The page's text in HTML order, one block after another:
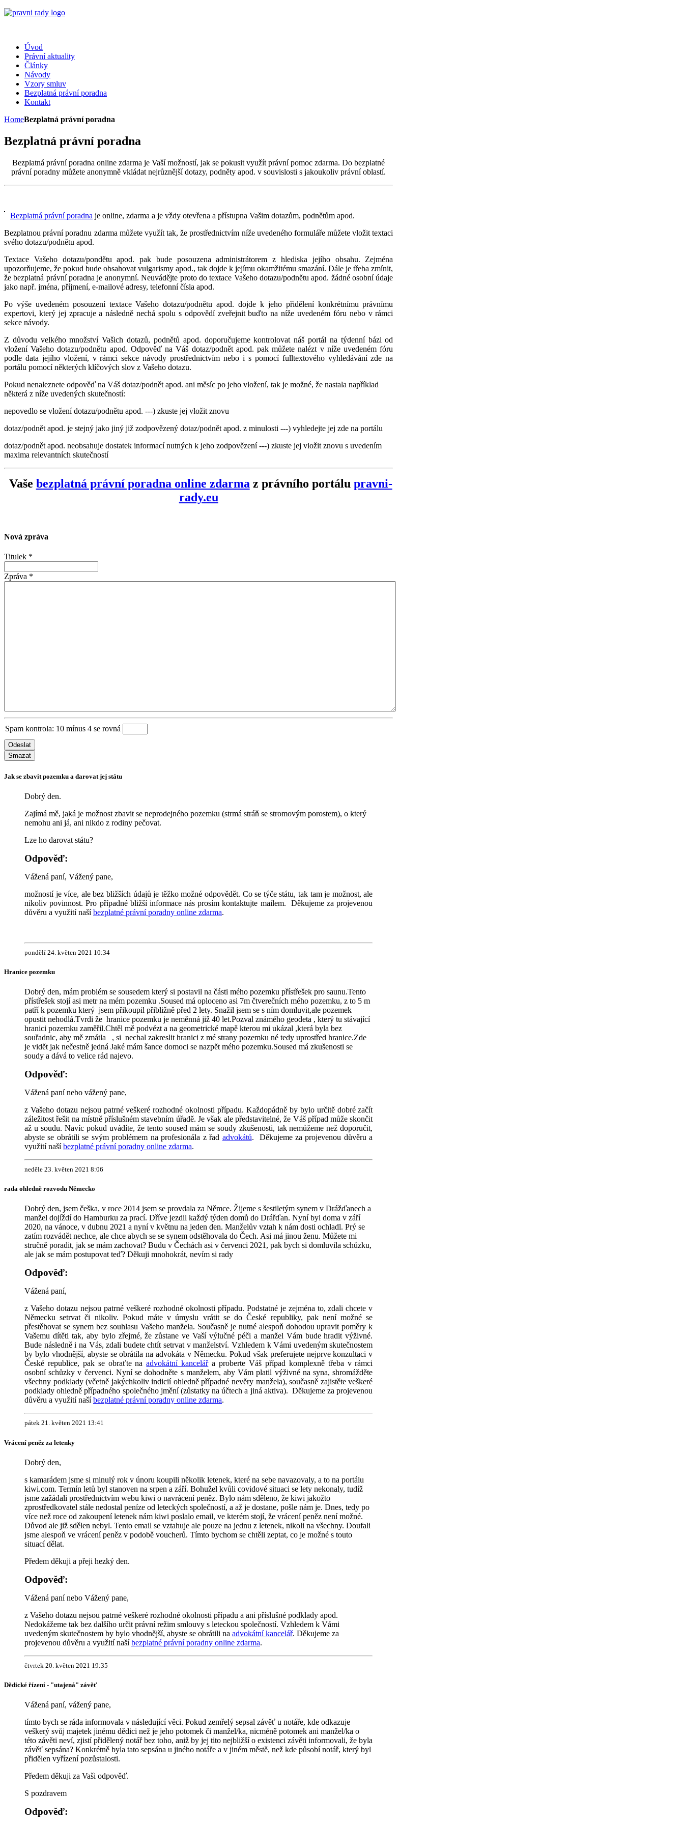
Úvod
Právní aktuality
Články
Návody
Vzory smluv
Bezplatná právní poradna
Kontakt
HomeBezplatná právní poradna
Bezplatná právní poradna
Bezplatná právní poradna online zdarma je Vaší možností, jak se pokusit využít právní pomoc zdarma. Do bezplatné
právní poradny můžete anonymně vkládat nejrůznější dotazy, podněty apod. v souvislosti s jakoukoliv právní oblastí.
Bezplatná právní poradna je online, zdarma a je vždy otevřena a přístupna Vašim dotazům, podnětům apod.
Bezplatnou právní poradnu zdarma můžete využít tak, že prostřednictvím níže uvedeného formuláře můžete vložit textaci
svého dotazu/podnětu apod.
Textace Vašeho dotazu/pondětu apod. pak bude posouzena administrátorem z hlediska jejího obsahu. Zejména
upozorňujeme, že pokud bude obsahovat vulgarismy apod., tak dojde k jejímu okamžitému smazání. Dále je třeba zmínit,
že bezplatná právní poradna je anonymní. Neuvádějte proto do textace Vašeho dotazu/podnětu apod. žádné osobní údaje
jako např. jména, příjmení, e-mailové adresy, telefonní čísla apod.
Po výše uvedeném posouzení textace Vašeho dotazu/podnětu apod. dojde k jeho přidělení konkrétnímu právnímu
expertovi, který jej zpracuje a následně nechá spolu s odpovědí zveřejnit buďto na níže uvedeném fóru nebo v rámci
sekce návody.
Z důvodu velkého množství Vašich dotazů, podnětů apod. doporučujeme kontrolovat náš portál na týdenní bázi od
vložení Vašeho dotazu/podnětu apod. Odpověď na Váš dotaz/podnět apod. pak můžete nalézt v níže uvedeném fóru
podle data jejího vložení, v rámci sekce návody prostřednictvím nebo i s pomocí fulltextového vyhledávání zde na
portálu pomocí některých klíčových slov z Vašeho dotazu.
Pokud nenaleznete odpověď na Váš dotaz/podnět apod. ani měsíc po jeho vložení, tak je možné, že nastala například
některá z níže uvedených skutečností:
nepovedlo se vložení dotazu/podnětu apod. ---) zkuste jej vložit znovu
dotaz/podnět apod. je stejný jako jiný již zodpovězený dotaz/podnět apod. z minulosti ---) vyhledejte jej zde na portálu
dotaz/podnět apod. neobsahuje dostatek informací nutných k jeho zodpovězení ---) zkuste jej vložit znovu s uvedením
maxima relevantních skutečností
Vaše bezplatná právní poradna online zdarma z právního portálu pravni-
rady.eu
Nová zpráva
Titulek *
Zpráva *
Spam kontrola: 10 mínus 4 se rovná
Odeslat
Smazat
Jak se zbavit pozemku a darovat jej státu
Dobrý den.
Zajímá mě, jaká je možnost zbavit se neprodejného pozemku (strmá stráň se stromovým porostem), o který
nemohu ani já, ani nikdo z rodiny pečovat.
Lze ho darovat státu?
Odpověď:
Vážená paní, Vážený pane,
možností je více, ale bez bližších údajů je těžko možné odpovědět. Co se týče státu, tak tam je možnost, ale
nikoliv povinnost. Pro případné bližší informace nás prosím kontaktujte mailem. Děkujeme za projevenou
důvěru a využití našíbezplatné právní poradny online zdarma.
pondělí 24. květen 2021 10:34
Hranice pozemku
Dobrý den, mám problém se sousedem který si postavil na části mého pozemku přístřešek pro saunu.Tento
přístřešek stojí asi metr na mém pozemku .Soused má oploceno asi 7m čtverečních mého pozemku, z to 5 m
patří k pozemku který jsem přikoupil přibližně před 2 lety. Snažil jsem se s ním domluvit,ale pozemek
opustit nehodlá.Tvrdi že hranice pozemku je neměnná již 40 let.Pozval známého geodeta , který tu stávající
hranici pozemku zaměřil.Chtěl mě podvézt a na geometrické mapě kterou mi ukázal ,která byla bez
souřadnic, aby mě zmátla , si nechal zakreslit hranici z mé strany pozemku né tedy uprostřed hranice.Zde
je vidět jak nečestně jedná Jaké mám šance domoci se nazpět mého pozemku.Soused má zkušenosti se
soudy a dává to velice rád najevo.
Odpověď:
Vážená paní nebo vážený pane,
z Vašeho dotazu nejsou patrné veškeré rozhodné okolnosti případu. Každopádně by bylo určitě dobré začít
záležitost řešit na místně příslušném stavebním úřadě. Je však ale představitelné, že Váš případ může skončit
až u soudu. Navíc pokud uvádíte, že tento soused mám se soudy zkušenosti, tak nemůžeme než doporučit,
abyste se obrátili se svým problémem na profesionála z řad advokátů. Děkujeme za projevenou důvěru a
využití našíbezplatné právní poradny online zdarma.
neděle 23. květen 2021 8:06
rada ohledně rozvodu Německo
Dobrý den, jsem češka, v roce 2014 jsem se provdala za Němce. Žijeme s šestiletým synem v Drážďanech a
manžel dojíždí do Hamburku za prací. Dříve jezdil každý týden domů do Drářďan. Nyní byl doma v září
2020, na vánoce, v dubnu 2021 a nyní v květnu na jeden den. Manželův vztah k nám dosti ochladl. Prý se
zatím rozvádět nechce, ale chce abych se se synem odstěhovala do Čech. Asi má jinou ženu. Můžete mi
stručně poradit, jak se mám zachovat? Budu v Čechách asi v červenci 2021, pak bych si domluvila schůzku,
ale jak se mám postupovat teď? Děkuji mnohokrát, nevím si rady
Odpověď:
Vážená paní,
z Vašeho dotazu nejsou patrné veškeré rozhodné okolnosti případu. Podstatné je zejména to, zdali chcete v
Německu setrvat či nikoliv. Pokud máte v úmyslu vrátit se do České republiky, pak není možné se
přestěhovat se synem bez souhlasu Vašeho manžela. Současně je nutné alespoň dohodou upravit poměry k
Vašemu dítěti tak, aby bylo zřejmé, že zůstane ve Vaší výlučné péči a manžel Vám bude hradit výživné.
Bude následně i na Vás, zdali budete chtít setrvat v manželství. Vzhledem k Vámi uvedeným skutečnostem
by bylo vhodnější, abyste se obrátila na advokáta v Německu. Pokud však preferujete nejprve konzultaci v
České republice, pak se obraťte naadvokátní kancelářa proberte Váš případ komplexně třeba v rámci
osobní schůzky v červenci. Nyní se dohodněte s manželem, aby Vám platil výživné na syna, shromážděte
všechny podklady (včetně jakýchkoliv indicií ohledně případné nevěry manžela), současně zajistěte veškeré
podklady ohledně případného společného jmění (zůstatky na účtech a jiná aktiva). Děkujeme za projevenou
důvěru a využití našíbezplatné právní poradny online zdarma.
pátek 21. květen 2021 13:41
Vrácení peněz za letenky
Dobrý den,
s kamarádem jsme si minulý rok v únoru koupili několik letenek, které na sebe navazovaly, a to na portálu
kiwi.com. Termín letů byl stanoven na srpen a září. Bohužel kvůli covidové situaci se lety nekonaly, tudíž
jsme zažádali prostřednictvím webu kiwi o navrácení peněz. Bylo nám sděleno, že kiwi jakožto
zprostředkovatel stále nedostal peníze od leteckých společností, a až je dostane, pošle nám je. Dnes, tedy po
více než roce od zakoupení letenek nám kiwi poslalo email, ve kterém stojí, že vrácení peněz není možné.
Důvod ale již sdělen nebyl. Tento email se vztahuje ale pouze na jednu z letenek, nikoli na všechny. Doufali
jsme alespoň ve vrácení peněz v podobě voucherů. Tímto bychom se chtěli zeptat, co je možné s touto
situací dělat.
Předem děkuji a přeji hezký den.
Odpověď:
Vážená paní nebo Vážený pane,
z Vašeho dotazu nejsou patrné veškeré rozhodné okolnosti případu a ani příslušné podklady apod.
Nedokážeme tak bez dalšího určit právní režim smlouvy s leteckou společností. Vzhledem k Vámi
uvedeným skutečnostem by bylo vhodnější, abyste se obrátili na advokátní kancelář. Děkujeme za
projevenou důvěru a využití našíbezplatné právní poradny online zdarma.
čtvrtek 20. květen 2021 19:35
Dědické řízení - "utajená" závěť
Vážená paní, vážený pane,
tímto bych se ráda informovala v následující věci. Pokud zemřelý sepsal závěť u notáře, kde odkazuje
veškerý svůj majetek jinému dědici než je jeho potomek či manžel/ka, nicméně potomek ani manžel/ka o
této závěti neví, zjistí přidělený notář bez toho, aniž by jej tito nejbližší o existenci závěti informovali, že byla
závěť sepsána? Konkrétně byla tato sepsána u jiného notáře a v jiném městě, než kde působí notář, který byl
přidělen vyřízení pozůstalosti.
Předem děkuji za Vaši odpověď.
S pozdravem
Odpověď: